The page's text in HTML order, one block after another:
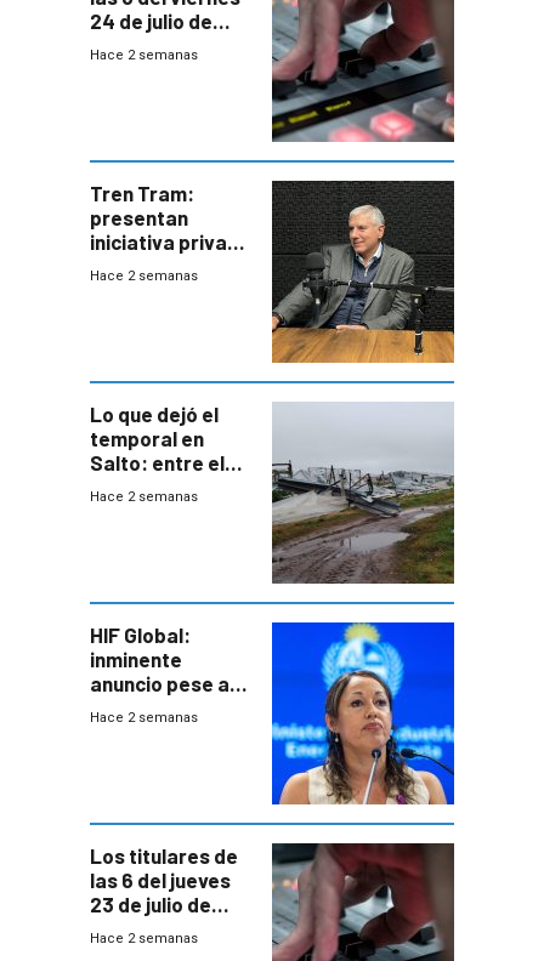
24 de julio de
2026
Hace 2 semanas
Tren Tram:
presentan
iniciativa privada
para una red de
Hace 2 semanas
Lo que dejó el
temporal en
Salto: entre el
impacto
Hace 2 semanas
HIF Global:
inminente
anuncio pese a
declaración de
gobierno
Hace 2 semanas
Los titulares de
las 6 del jueves
23 de julio de
2026
Hace 2 semanas